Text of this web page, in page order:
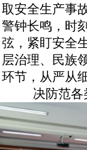
取安全生产事
警钟长鸣，时
弦，紧盯安全
层治理、民族
环节，从严从
决防范各